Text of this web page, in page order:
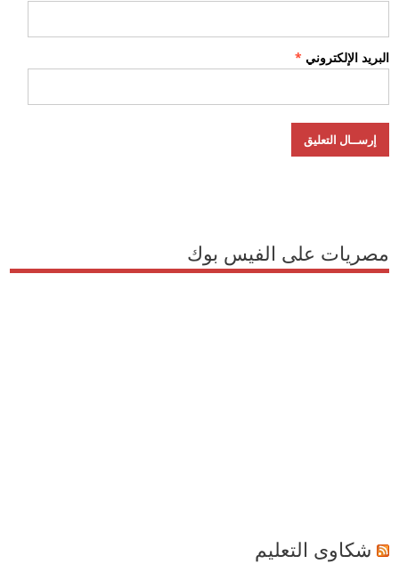
البريد الإلكتروني *
مصريات على الفيس بوك
شكاوى التعليم